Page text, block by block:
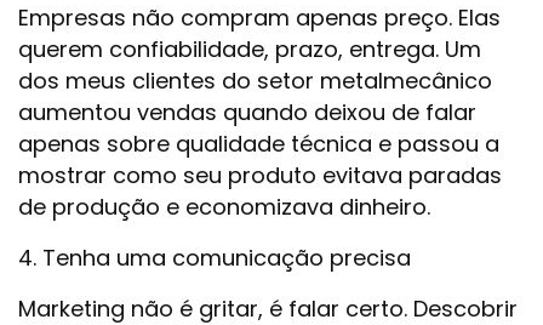
Empresas não compram apenas preço. Elas
querem confiabilidade, prazo, entrega. Um
dos meus clientes do setor metalmecânico
aumentou vendas quando deixou de falar
apenas sobre qualidade técnica e passou a
mostrar como seu produto evitava paradas
de produção e economizava dinheiro.
4. Tenha uma comunicação precisa
Marketing não é gritar, é falar certo. Descobrir